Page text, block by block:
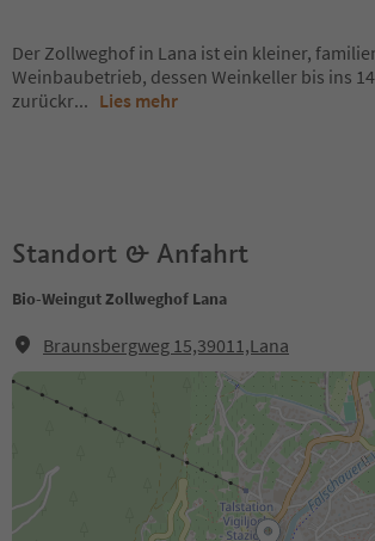
Der Zollweghof in Lana ist ein kleiner,
Weinbaubetrieb, dessen Weinkeller bis ins
zurückr... Lies mehr
Standort & Anfahrt
Bio-Weingut Zollweghof Lana
Braunsbergweg 15,39011,Lana